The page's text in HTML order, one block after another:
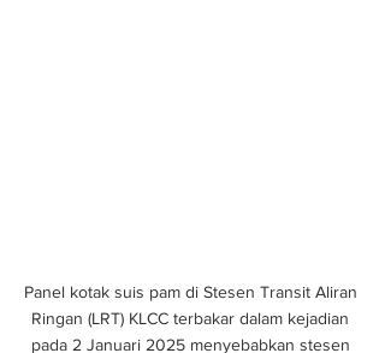
Panel kotak suis pam di Stesen Transit Aliran
Ringan (LRT) KLCC terbakar dalam kejadian
pada 2 Januari 2025 menyebabkan stesen